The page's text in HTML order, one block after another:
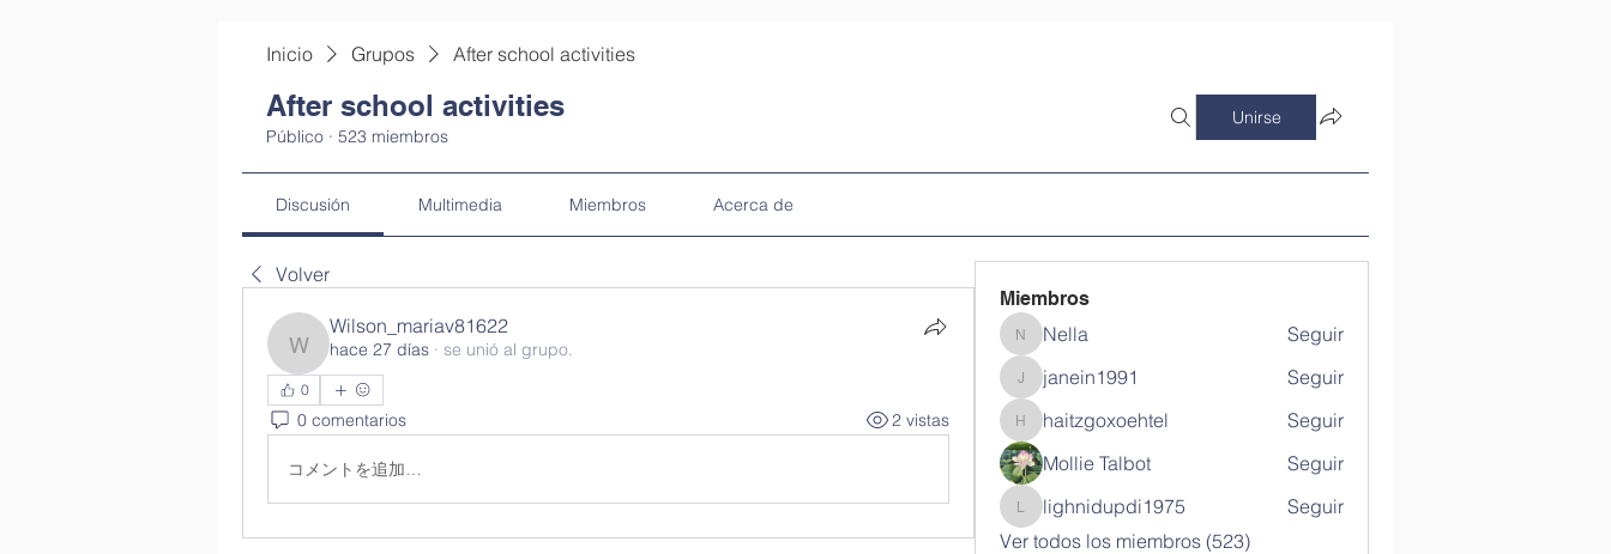
Inicio Grupos After school activities
After school activities
Público · 523 miembros
Unirse
Discusión Multimedia Miembros Acerca de
Volver
Wilson_mariav81622
Wilson_mariav81622
hace 27 días · se unió al grupo.
0
0 comentarios 2 vistas
コメントを追加…
Miembros
NellaNella Seguir
janein1991
janein1991 Seguir
haitzgoxoehtel
haitzgoxoehtel
Seguir
Mollie Talbot
Seguir
lighnidupdi1975
lighnidupdi1975
Seguir
Ver todos los miembros (523)